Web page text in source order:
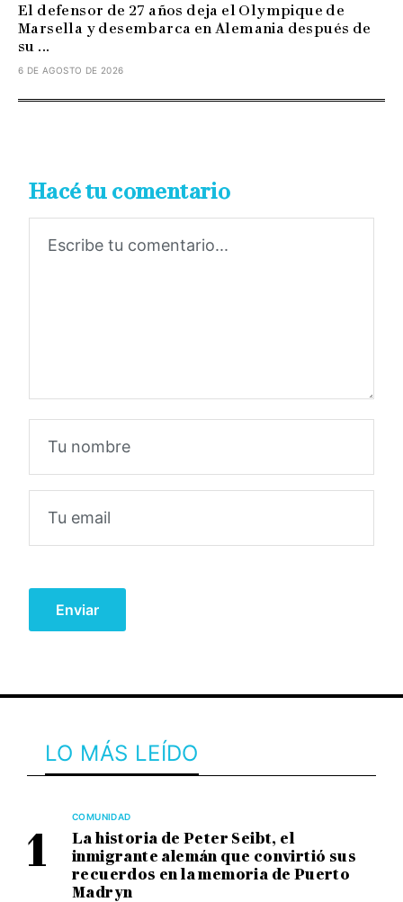
El defensor de 27 años deja el Olympique de
Marsella y desembarca en Alemania después de
su ...
6 DE AGOSTO DE 2026
Hacé tu comentario
LO MÁS LEÍDO
COMUNIDAD
La historia de Peter Seibt, el
inmigrante alemán que convirtió sus
recuerdos en la memoria de Puerto
Madryn